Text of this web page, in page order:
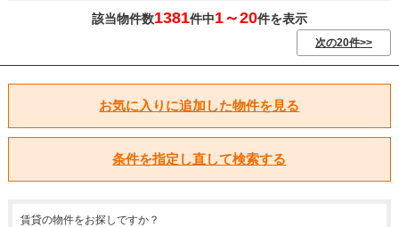
該当物件数1381件中1～20件を表示
次の20件>>
お気に入りに追加した物件を見る
条件を指定し直して検索する
賃貸の物件をお探しですか？